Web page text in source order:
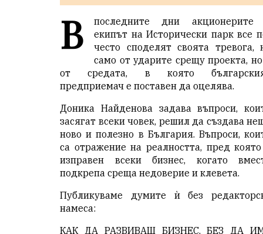
В
последните дни
екипът на Исторически парк все
често споделят своята тревога,
само от ударите срещу проекта,
от средата, в която
предприемач е поставен да оцелява.
Доника Найденова задава въпроси,
засягат всеки човек, решил да създава
ново и полезно в България. Въпроси,
са отражение на реалността, пред
изправен всеки бизнес, когато
подкрепа среща недоверие и клевета.
Публикуваме думите ѝ без
намеса:
КАК ДА РАЗВИВАШ БИЗНЕС, БЕЗ ДА